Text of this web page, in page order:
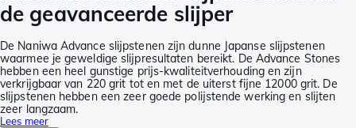
de geavanceerde slijper
De Naniwa Advance slijpstenen zijn dunne Japanse slijpstenen
waarmee je geweldige slijpresultaten bereikt. De Advance Stones
hebben een heel gunstige prijs-kwaliteitverhouding en zijn
verkrijgbaar van 220 grit tot en met de uiterst fijne 12000 grit. De
slijpstenen hebben een zeer goede polijstende werking en slijten
zeer langzaam.
Lees meer